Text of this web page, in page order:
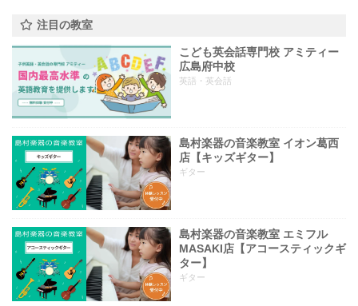
注目の教室
こども英会話専門校 アミティー
広島府中校
英語・英会話
島村楽器の音楽教室 イオン葛西
店【キッズギター】
ギター
島村楽器の音楽教室 エミフル
MASAKI店【アコースティックギ
ター】
ギター